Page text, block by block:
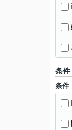
条件
条件